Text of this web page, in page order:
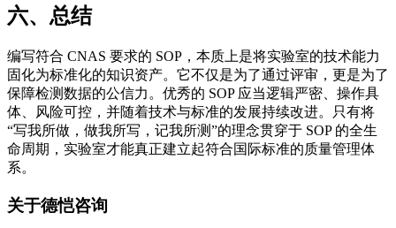
六、总结
编写符合 CNAS 要求的 SOP，本质上是将实验室的技术能力
固化为标准化的知识资产。它不仅是为了通过评审，更是为了
保障检测数据的公信力。优秀的 SOP 应当逻辑严密、操作具
体、风险可控，并随着技术与标准的发展持续改进。只有将
“写我所做，做我所写，记我所测”的理念贯穿于 SOP 的全生
命周期，实验室才能真正建立起符合国际标准的质量管理体
系。
关于德恺咨询